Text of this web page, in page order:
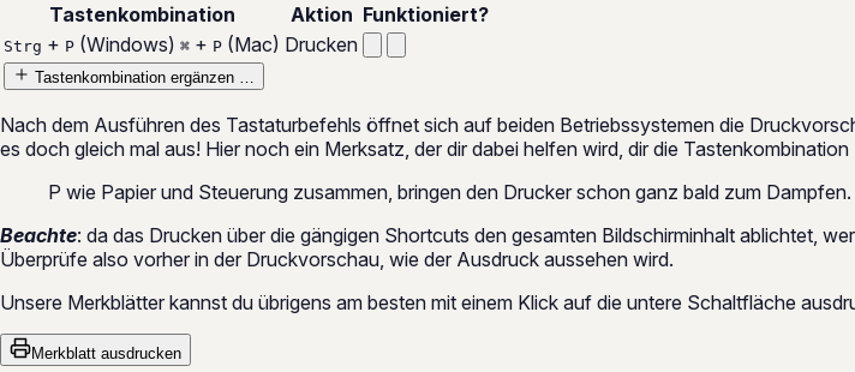
Tastenkombination
Aktion Funktioniert?
Strg + P (Windows) ⌘ + P (Mac) Drucken
Tastenkombination ergänzen …
Nach dem Ausführen des Tastaturbefehls öffnet sich auf beiden Betriebssystemen die
es doch gleich mal aus! Hier noch ein Merksatz, der dir dabei helfen wird, dir die
P wie Papier und Steuerung zusammen, bringen den Drucker schon ganz bald zum Dampfen.
Beachte: da das Drucken über die gängigen Shortcuts den gesamten Bildschirminhalt ablichtet,
Überprüfe also vorher in der Druckvorschau, wie der Ausdruck aussehen wird.
Unsere Merkblätter kannst du übrigens am besten mit einem Klick auf die untere Schaltfläche
Merkblatt ausdrucken